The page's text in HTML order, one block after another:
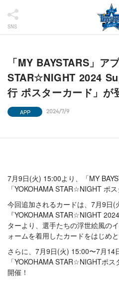
SNS
「MY BAYSTARS」ア
STAR☆NIGHT 2024
行 ポスターカード」が
APP 2024/7/9
7月9日(火) 15:00より、「MY
「YOKOHAMA STAR☆NIGHT ポ
今回追加されるカードは、7月9日(
『YOKOHAMA STAR☆NIGHT
ターより、選手たちの浮世絵風の
ォームを着用したカードをはじめ
さらに、7月9日(火) 15:00〜7月14
「YOKOHAMA STAR☆NIGHTポ
開催！